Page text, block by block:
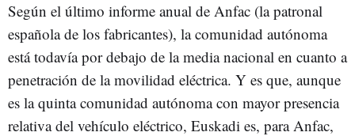
Según el último informe anual de Anfac (la patronal
española de los fabricantes), la comunidad autónoma
está todavía por debajo de la media nacional en cuanto a
penetración de la movilidad eléctrica. Y es que, aunque
es la quinta comunidad autónoma con mayor presencia
relativa del vehículo eléctrico, Euskadi es, para Anfac,